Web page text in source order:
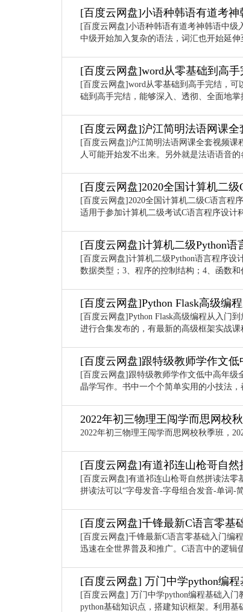
[百度云网盘]小语种韩语有道考
[百度云网盘]小语种韩语有道考神韩语中
中级开始加入复杂的语法，词汇也开始延
[百度云网盘]word从零基础到高手
[百度云网盘]word从零基础到高手完结，
础到高手完结，能够深入、透彻、全面地
[百度云网盘]沪江简明法语网课全
[百度云网盘]沪江简明法语网课全套视频
人可能开始发不出来。另外就是法语语音
[百度云网盘]2020全国计算机二
[百度云网盘]2020全国计算机二级C语言程
适用于参加计算机二级考试C语言程序设计
[百度云网盘]计算机二级Python
[百度云网盘]计算机二级Python语言程序设
数据类型；3、程序的控制结构；4、函数
[百度云网盘]Python Flask高级编
[百度云网盘]Python Flask高级编程从入门
进行合集发布的，有最新的高级框架实战
[百度云网盘]跟特级教师学作文
[百度云网盘]跟特级教师学作文低中高年
晶学写作。书中一个个简单实用的小技法
2022年初三物理王闯学而思网校
2022年初三物理王闯学而思网校秋季班，
[百度云网盘]有道祁连山枪哥自
[百度云网盘]有道祁连山枪哥自然拼读法
拼读法可以“字母发音-字母组合发音-单词-
[百度云网盘]千锋最新C语言零基
[百度云网盘]千锋最新C语言零基础入门编
迅速在全世界普及和推广。C语言中的逻辑
[百度云网盘] 万门中学python编
[百度云网盘] 万门中学python编程基础入
python基础知识点，搭建知识框架。利用